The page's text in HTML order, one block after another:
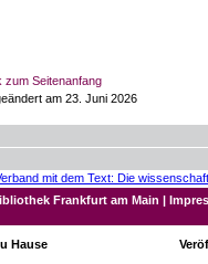
zum Seitenanfang
am 23. Juni 2026
Frankfurt am Main
Hause